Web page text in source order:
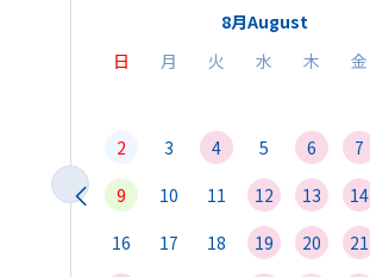
8月August
日
月 火 水 木 金
2
3 4 5 6 7
9
10 11 12 13 14
16
17 18 19 20 21